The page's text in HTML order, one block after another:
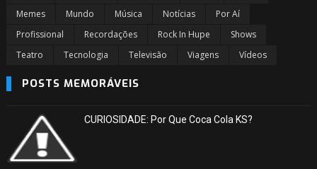
Memes
Mundo Música Notícias
Por Aí
Profissional
Recordações Rock In Hupe
Shows
Teatro
Tecnologia Televisão Viagens Vídeos
POSTS MEMORÁVEIS
CURIOSIDADE: Por Que Coca Cola KS?